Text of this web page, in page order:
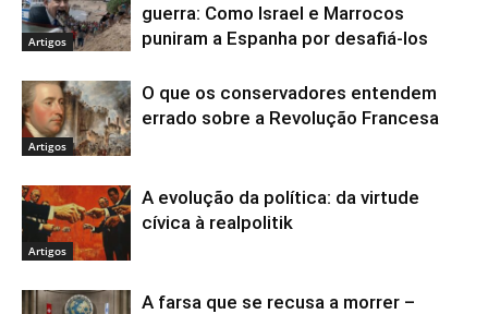
Artigos
guerra: Como Israel e Marrocos
puniram a Espanha por desafiá-los
Artigos
O que os conservadores entendem
errado sobre a Revolução Francesa
Artigos
A evolução da política: da virtude
cívica à realpolitik
A farsa que se recusa a morrer –